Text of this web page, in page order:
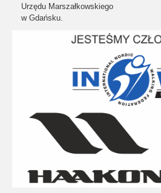
Urzędu Marszałkowskiego
w Gdańsku.